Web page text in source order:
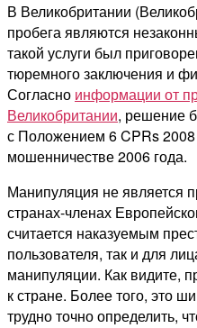
В Великобритании
пробега являются
такой услуги был
тюремного заключения и
Согласно информации от
Великобритании, решение
с Положением 6 CPRs
мошенничестве 2006 года.
Манипуляция не является
странах-членах
считается наказуемым
пользователя, так и для
манипуляции. Как видите,
к стране. Более того, это
трудно точно определить,